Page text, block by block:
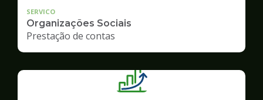
SERVICO
Organizações Sociais
Prestação de contas